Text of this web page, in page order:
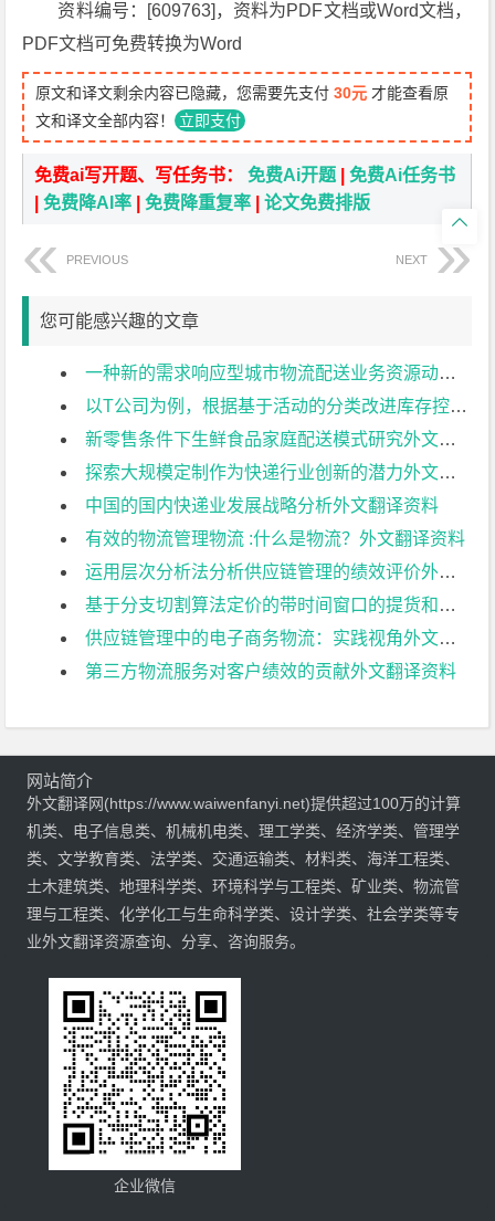
资料编号：[609763]，资料为PDF文档或Word文档，
PDF文档可免费转换为Word
原文和译文剩余内容已隐藏，您需要先支付30元 才能查看原
文和译文全部内容！ 立即支付
免费ai写开题、写任务书：免费Ai开题 |免费Ai任务书
|免费降AI率 |免费降重复率 |论文免费排版
PREVIOUS NEXT
您可能感兴趣的文章
一种新的需求响应型城市物流配送业务资源动态分配模型外文翻译资料
以T公司为例，根据基于活动的分类改进库存控制和预测外文翻译资料
新零售条件下生鲜食品家庭配送模式研究外文翻译资料
探索大规模定制作为快递行业创新的潜力外文翻译资料
中国的国内快递业发展战略分析外文翻译资料
有效的物流管理物流 :什么是物流？外文翻译资料
运用层次分析法分析供应链管理的绩效评价外文翻译资料
基于分支切割算法定价的带时间窗口的提货和交货问题外文翻译资料
供应链管理中的电子商务物流：实践视角外文翻译资料
第三方物流服务对客户绩效的贡献外文翻译资料

网站简介
外文翻译网(https://www.waiwenfanyi.net)提供超过100万的计算
机类、电子信息类、机械机电类、理工学类、经济学类、管理学
类、文学教育类、法学类、交通运输类、材料类、海洋工程类、
土木建筑类、地理科学类、环境科学与工程类、矿业类、物流管
理与工程类、化学化工与生命科学类、设计学类、社会学类等专
业外文翻译资源查询、分享、咨询服务。
企业微信